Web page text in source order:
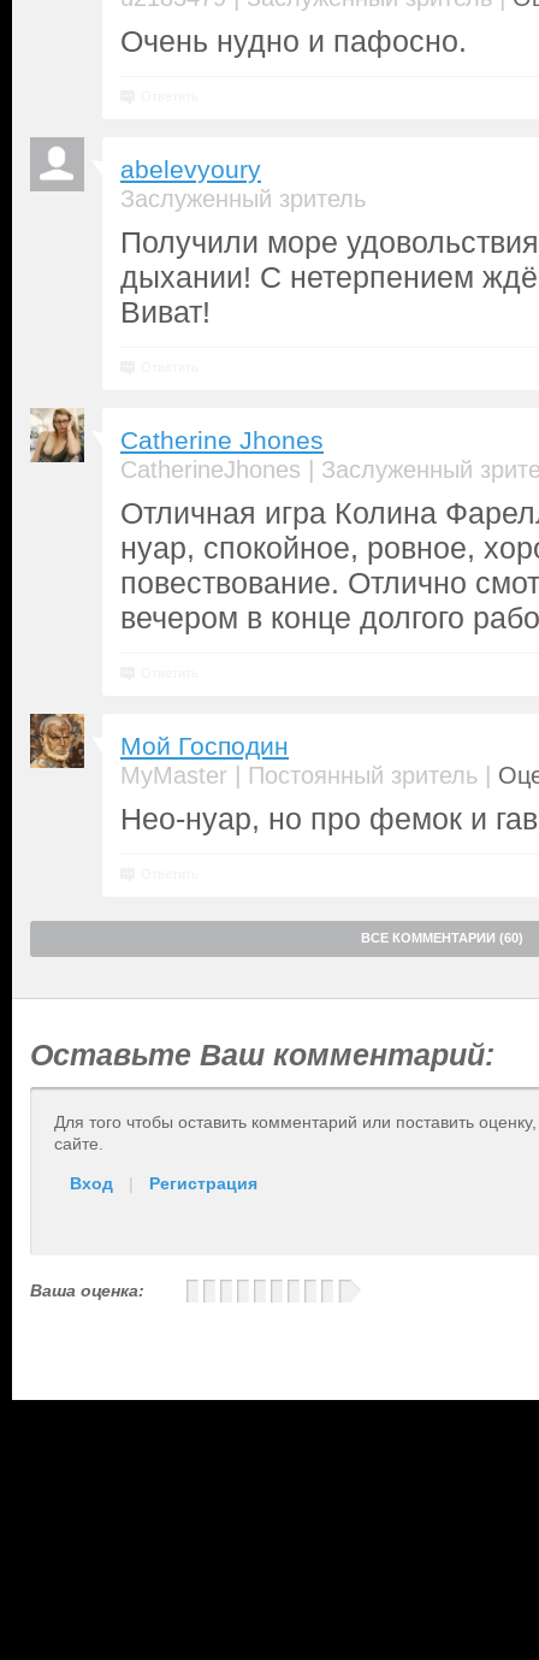
Очень нудно и пафосно.
abelevyoury
Заслуженный зритель
Получили море
дыхании! С нетерпением
Виват!
Catherine Jhones
CatherineJhones | Заслуженный
Отличная игра Колина
нуар, спокойное, ровное,
повествование. Отлично
вечером в конце долгого
Мой Господин
MyMaster | Постоянный зритель |
Нео-нуар, но про фемок и
ВСЕ КОММЕНТАРИИ (60)
Оставьте Ваш комментарий:
Для того чтобы оставить комментарий или поставить
сайте.
Вход | Регистрация
Ваша оценка: